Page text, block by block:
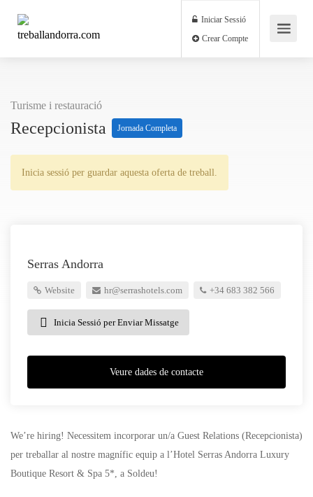
Iniciar Sessió
Crear Compte
Turisme i restauració
Recepcionista Jornada Completa
Inicia sessió per guardar aquesta oferta de treball.
Serras Andorra
Website hr@serrashotels.com +34 683 382 566
Inicia Sessió per Enviar Missatge
Veure dades de contacte
We’re hiring! Necessitem incorporar un/a Guest Relations (Recepcionista)
per treballar al nostre magnífic equip a l’Hotel Serras Andorra Luxury
Boutique Resort & Spa 5*, a Soldeu!